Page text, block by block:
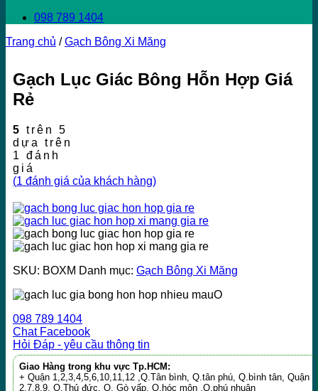
098 789 1404
Trang chủ / Gạch Bông Xi Măng
Gạch Lục Giác Bông Hỗn Hợp Giá
Rẻ
5 trên 5
dựa trên
1
đánh
giá
(1 đánh giá của khách hàng)
SKU: BOXM Danh mục: Gạch Bông Xi Măng
O
098 789 1404
Chat Facebook
Hỏi Đáp - yêu cầu thông tin
Giao Hàng trong khu vực Tp.HCM:
+ Quận 1,2,3,4,5,6,10,11,12 ,Q.Tân bình, Q.tân phú, Q.bình tân, Quận
2,7,8,9, Q.Thủ đức, Q. Gò vấp, Q.hóc môn ,Q.phú nhuận